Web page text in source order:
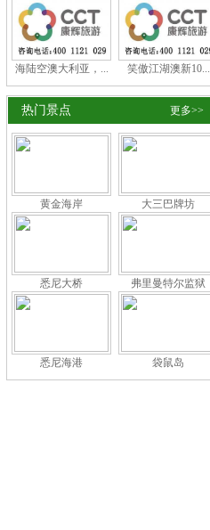
海陆空澳大利亚，... 笑傲江湖澳新10...
更多>>
热门景点
黄金海岸 大三巴牌坊
悉尼大桥 弗里曼特尔监狱
悉尼海港 袋鼠岛